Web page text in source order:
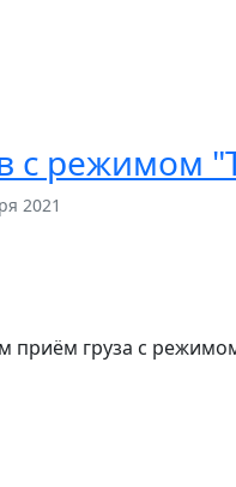
с режимом
2021
приём груза с